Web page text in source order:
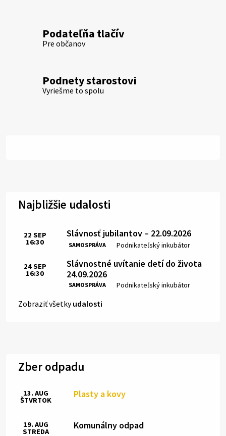
Podateľňa tlačív
Pre občanov
Podnety starostovi
Vyriešme to spolu
Najbližšie udalosti
Slávnosť jubilantov – 22.09.2026
SAMOSPRÁVA Miesto:
Podnikateľský inkubátor
Čas:
22 SEP
16:30
Slávnostné uvítanie detí do života
24.09.2026
SAMOSPRÁVA Miesto:
Podnikateľský inkubátor
Čas:
24SEP
16:30
Zobraziť všetkyudalosti
Zber odpadu
Plasty a kovy
13. AUG
ŠTVRTOK
Komunálny odpad
19. AUG
STREDA